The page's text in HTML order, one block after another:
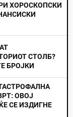
ХОРОСКОПСКИ
СТОЛБ?
БРОЈКИ
ОВОЈ
СЕ ИЗДИГНЕ